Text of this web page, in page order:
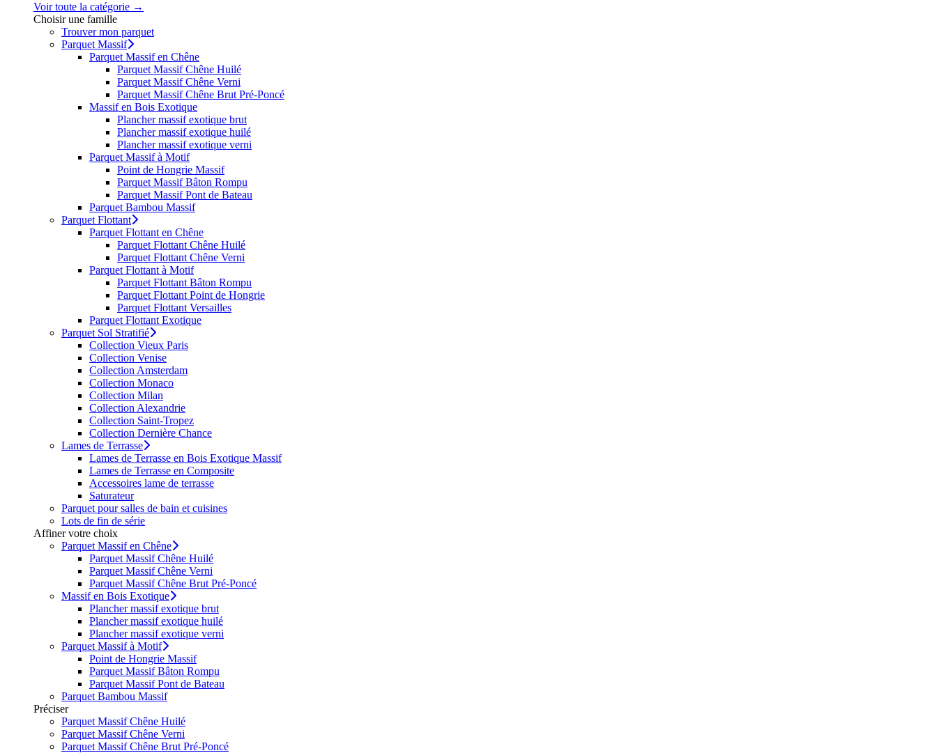
Voir toute la catégorie →
Choisir une famille
Trouver mon parquet
Parquet Massif
Parquet Massif en Chêne
Parquet Massif Chêne Huilé
Parquet Massif Chêne Verni
Parquet Massif Chêne Brut Pré-Poncé
Massif en Bois Exotique
Plancher massif exotique brut
Plancher massif exotique huilé
Plancher massif exotique verni
Parquet Massif à Motif
Point de Hongrie Massif
Parquet Massif Bâton Rompu
Parquet Massif Pont de Bateau
Parquet Bambou Massif
Parquet Flottant
Parquet Flottant en Chêne
Parquet Flottant Chêne Huilé
Parquet Flottant Chêne Verni
Parquet Flottant à Motif
Parquet Flottant Bâton Rompu
Parquet Flottant Point de Hongrie
Parquet Flottant Versailles
Parquet Flottant Exotique
Parquet Sol Stratifié
Collection Vieux Paris
Collection Venise
Collection Amsterdam
Collection Monaco
Collection Milan
Collection Alexandrie
Collection Saint-Tropez
Collection Dernière Chance
Lames de Terrasse
Lames de Terrasse en Bois Exotique Massif
Lames de Terrasse en Composite
Accessoires lame de terrasse
Saturateur
Parquet pour salles de bain et cuisines
Lots de fin de série
Affiner votre choix
Parquet Massif en Chêne
Parquet Massif Chêne Huilé
Parquet Massif Chêne Verni
Parquet Massif Chêne Brut Pré-Poncé
Massif en Bois Exotique
Plancher massif exotique brut
Plancher massif exotique huilé
Plancher massif exotique verni
Parquet Massif à Motif
Point de Hongrie Massif
Parquet Massif Bâton Rompu
Parquet Massif Pont de Bateau
Parquet Bambou Massif
Préciser
Parquet Massif Chêne Huilé
Parquet Massif Chêne Verni
Parquet Massif Chêne Brut Pré-Poncé